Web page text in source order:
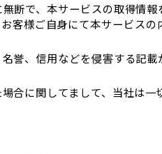
断で、本サービスの取得情
客様ご自身にて本サービスの
誉、信用などを侵害する記
合に関してまして、当社は一